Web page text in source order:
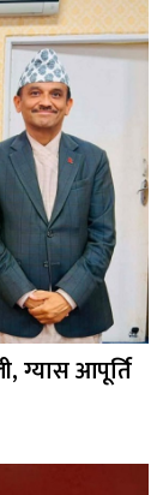
ग्यास आपूर्ति